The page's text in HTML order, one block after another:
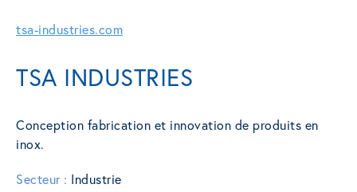
tsa-industries.com
TSA INDUSTRIES
Conception fabrication et innovation de produits en
inox.
Secteur : Industrie